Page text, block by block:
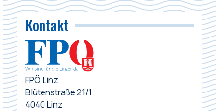
Kontakt
FPÖ Linz
Blütenstraße 21/1
4040 Linz